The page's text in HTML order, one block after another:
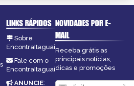
LINKS RÁPIDOS
Sobre
EncontraItaguaí
Fale com o
EncontraItaguaí
ANUNCIE:
NOVIDADES POR E-
MAIL
Receba grátis as
principais notícias,
dicas e promoções